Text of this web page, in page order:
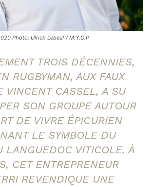
Photo: Ulrich Lebeuf / M.Y.O.P
TROIS DÉCENNIES,
RUGBYMAN, AUX FAUX
VINCENT CASSEL, A SU
SON GROUPE AUTOUR
DE VIVRE ÉPICURIEN
LE SYMBOLE DU
LANGUEDOC VITICOLE. À
CET ENTREPRENEUR
REVENDIQUE UNE